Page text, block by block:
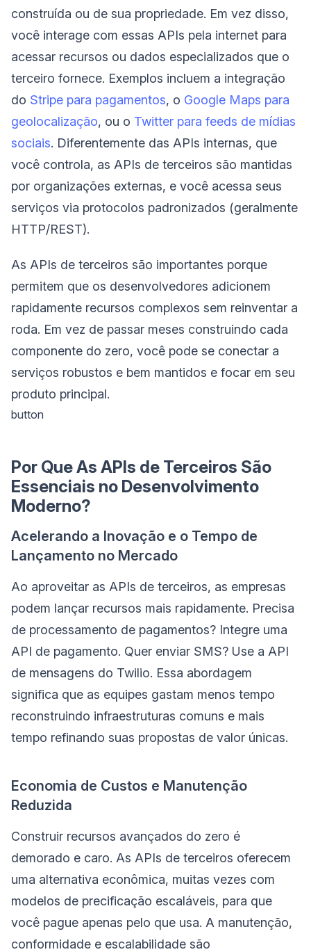
construída ou de sua propriedade. Em vez disso,
você interage com essas APIs pela internet para
acessar recursos ou dados especializados que o
terceiro fornece. Exemplos incluem a integração
do Stripe para pagamentos, o Google Maps para
geolocalização, ou o Twitter para feeds de mídias
sociais. Diferentemente das APIs internas, que
você controla, as APIs de terceiros são mantidas
por organizações externas, e você acessa seus
serviços via protocolos padronizados (geralmente
HTTP/REST).
As APIs de terceiros são importantes porque
permitem que os desenvolvedores adicionem
rapidamente recursos complexos sem reinventar a
roda. Em vez de passar meses construindo cada
componente do zero, você pode se conectar a
serviços robustos e bem mantidos e focar em seu
produto principal.
button
Por Que As APIs de Terceiros São
Essenciais no Desenvolvimento
Moderno?
Acelerando a Inovação e o Tempo de
Lançamento no Mercado
Ao aproveitar as APIs de terceiros, as empresas
podem lançar recursos mais rapidamente. Precisa
de processamento de pagamentos? Integre uma
API de pagamento. Quer enviar SMS? Use a API
de mensagens do Twilio. Essa abordagem
significa que as equipes gastam menos tempo
reconstruindo infraestruturas comuns e mais
tempo refinando suas propostas de valor únicas.
Economia de Custos e Manutenção
Reduzida
Construir recursos avançados do zero é
demorado e caro. As APIs de terceiros oferecem
uma alternativa econômica, muitas vezes com
modelos de precificação escaláveis, para que
você pague apenas pelo que usa. A manutenção,
conformidade e escalabilidade são